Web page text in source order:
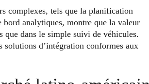
complexes, tels que la planification
bord analytiques, montre que la valeur
que dans le simple suivi de véhicules.
solutions d’intégration conformes aux